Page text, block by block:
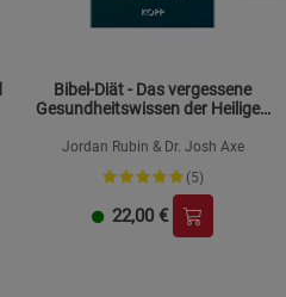
Bibel-Diät - Das vergessene
Gesundheitswissen der Heiligen
Jordan Rubin & Dr. Josh Axe
(5)
22,00 €